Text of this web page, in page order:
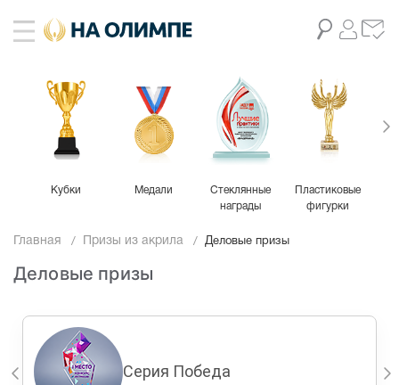
Кубки Медали
Стеклянные
награды
Пластиковые
фигурки
Главная Призы из акрила Деловые призы
Деловые призы
Серия Победа